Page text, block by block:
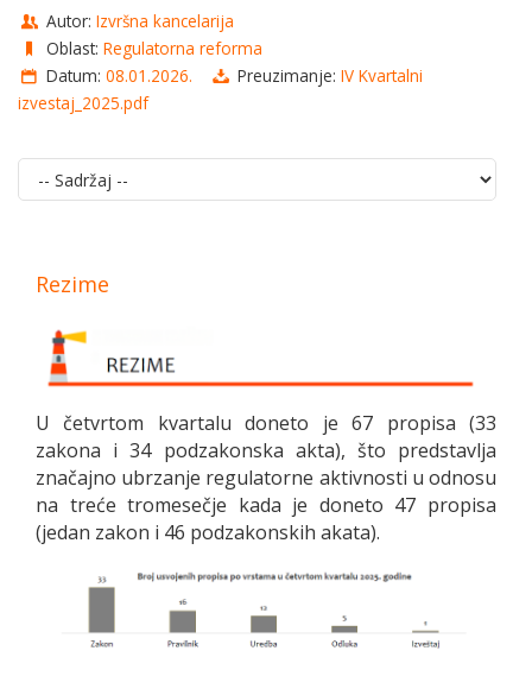
Autor:Izvršna kancelarija
Oblast:Regulatorna reforma
Datum:08.01.2026. Preuzimanje:IV Kvartalni
izvestaj_2025.pdf
Rezime
U četvrtom kvartalu doneto je 67 propisa (33
zakona i 34 podzakonska akta), što predstavlja
značajno ubrzanje regulatorne aktivnosti u odnosu
na treće tromesečje kada je doneto 47 propisa
(jedan zakon i 46 podzakonskih akata).